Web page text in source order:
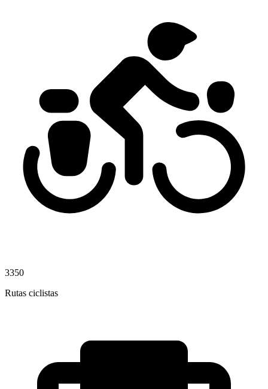
3350
Rutas ciclistas